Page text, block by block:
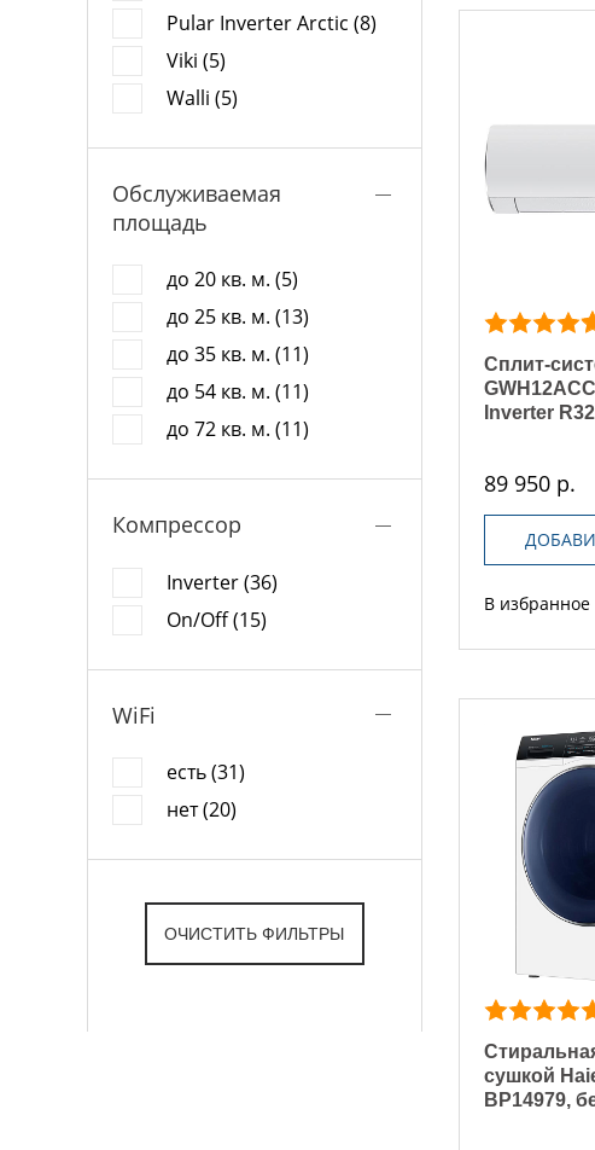
Pular Inverter Arctic (8)
Viki (5)
Walli (5)
Обслуживаемая
площадь
до 20 кв. м. (5)
до 25 кв. м. (13)
до 35 кв. м. (11)
до 54 кв. м. (11)
до 72 кв. м. (11)
Компрессор
Inverter (36)
On/Off (15)
WiFi
есть (31)
нет (20)
Сплит-
Inverter
89 950 р.
В избранное
сушкой
BP14979,